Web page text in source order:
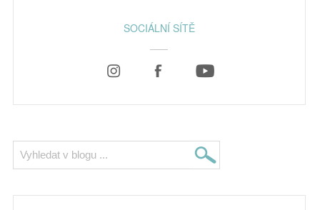
SOCIÁLNÍ SÍTĚ